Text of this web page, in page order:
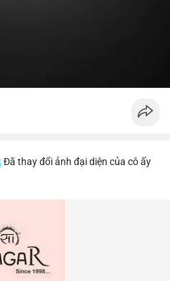
Đã thay đổi ảnh đại diện của cô ấy